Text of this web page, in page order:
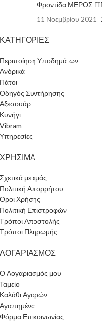
Φροντίδα ΜΕΡΟΣ
11 Νοεμβρίου 2021
ΚΑΤΗΓΟΡΙΕΣ
Περιποίηση Υποδημάτων
Ανδρικά
Πάτοι
Οδηγός Συντήρησης
Αξεσουάρ
Κυνήγι
Vibram
Υπηρεσίες
ΧΡΗΣΙΜΑ
Σχετικά με εμάς
Πολιτική Απορρήτου
Όροι Χρήσης
Πολιτική Επιστροφών
Τρόποι Αποστολής
Τρόποι Πληρωμής
ΛΟΓΑΡΙΑΣΜΟΣ
Ο Λογαριασμός μου
Ταμείο
Καλάθι Αγορών
Αγαπημένα
Φόρμα Επικοινωνίας